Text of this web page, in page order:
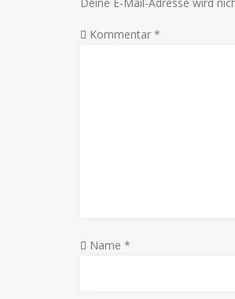
Kommentar *
Name *